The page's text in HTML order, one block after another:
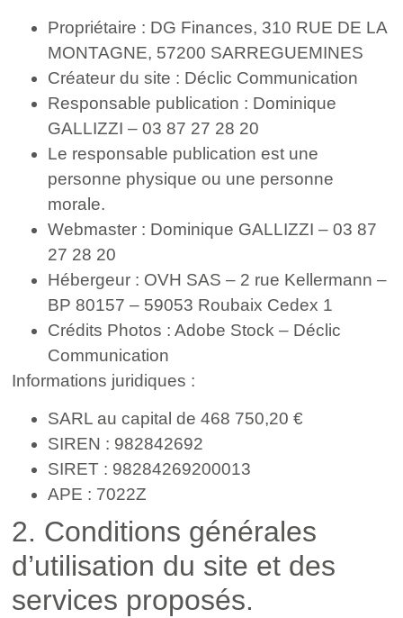
Propriétaire : DG Finances, 310 RUE DE LA
MONTAGNE, 57200 SARREGUEMINES
Créateur du site : Déclic Communication
Responsable publication : Dominique
GALLIZZI – 03 87 27 28 20
Le responsable publication est une
personne physique ou une personne
morale.
Webmaster : Dominique GALLIZZI – 03 87
27 28 20
Hébergeur : OVH SAS – 2 rue Kellermann –
BP 80157 – 59053 Roubaix Cedex 1
Crédits Photos : Adobe Stock – Déclic
Communication
Informations juridiques :
SARL au capital de468 750,20 €
SIREN : 982842692
SIRET : 98284269200013
APE : 7022Z
2. Conditions générales
d’utilisation du site et des
services proposés.